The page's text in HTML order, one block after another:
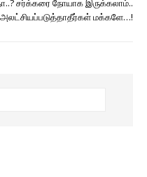
சர்க்கரை நோயாக இருக்கலாம்..
அலட்சியப்படுத்தாதீர்கள் மக்களே…!